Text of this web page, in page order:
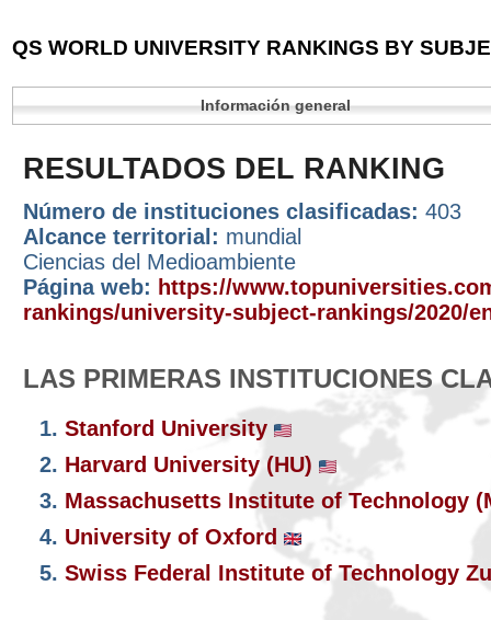
QS WORLD UNIVERSITY RANKINGS BY
Información general
RESULTADOS DEL RANKING
Número de instituciones clasificadas: 403
Alcance territorial: mundial
Ciencias del Medioambiente
Página web: https://
rankings/university-subject-rankings/2020/
LAS PRIMERAS INSTITUCIONES
1. Stanford University
2. Harvard University (HU)
3. Massachusetts Institute of Technology
4. University of Oxford
5. Swiss Federal Institute of Technology